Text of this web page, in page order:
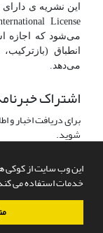
این وب سایت از کوکی
خدمات استفاده می
این نشریه ی دارای
می‌شود که اجازه
انطباق
می‌دهد.
اشتراک
برای دریافت اخبار
شوید.
سامانه مدیریت